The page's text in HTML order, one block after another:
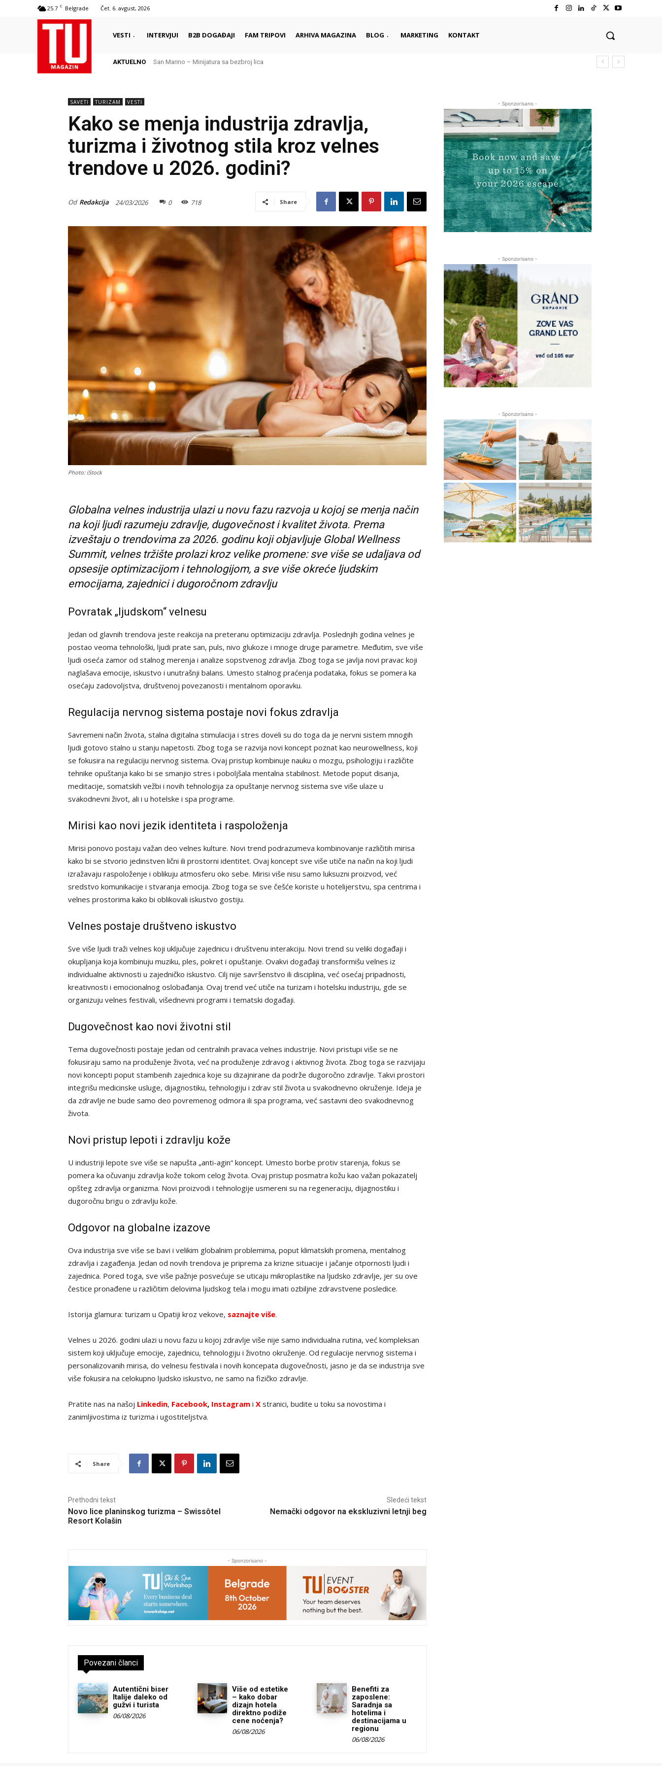
25.7 C Belgrade Čet. 6. avgust, 2026
VESTI INTERVJUI B2B DOGAĐAJI FAM TRIPOVI ARHIVA MAGAZINA BLOG MARKETING KONTAKT
AKTUELNOSan Marino – Minijatura sa bezbroj lica
Odmor na ostrvu sunca – Šarm Rodosa i elegancija Domes rizorta
SAVETI TURIZAM VESTI
Kako se menja industrija zdravlja,
turizma i životnog stila kroz velnes
trendove u 2026. godini?
Od Redakcija 24/03/2026 0 718 Share
Photo: iStock
Globalna velnes industrija ulazi u novu fazu razvoja u kojoj se menja način
na koji ljudi razumeju zdravlje, dugovečnost i kvalitet života. Prema
izveštaju o trendovima za 2026. godinu koji objavljuje Global Wellness
Summit, velnes tržište prolazi kroz velike promene: sve više se udaljava od
opsesije optimizacijom i tehnologijom, a sve više okreće ljudskim
emocijama, zajednici i dugoročnom zdravlju
Povratak „ljudskom“ velnesu
Jedan od glavnih trendova jeste reakcija na preteranu optimizaciju zdravlja. Poslednjih godina velnes je
postao veoma tehnološki, ljudi prate san, puls, nivo glukoze i mnoge druge parametre. Međutim, sve više
ljudi oseća zamor od stalnog merenja i analize sopstvenog zdravlja. Zbog toga se javlja novi pravac koji
naglašava emocije, iskustvo i unutrašnji balans. Umesto stalnog praćenja podataka, fokus se pomera ka
osećaju zadovoljstva, društvenoj povezanosti i mentalnom oporavku.
Regulacija nervnog sistema postaje novi fokus zdravlja
Savremeni način života, stalna digitalna stimulacija i stres doveli su do toga da je nervni sistem mnogih
ljudi gotovo stalno u stanju napetosti. Zbog toga se razvija novi koncept poznat kao neurowellness, koji
se fokusira na regulaciju nervnog sistema. Ovaj pristup kombinuje nauku o mozgu, psihologiju i različite
tehnike opuštanja kako bi se smanjio stres i poboljšala mentalna stabilnost. Metode poput disanja,
meditacije, somatskih vežbi i novih tehnologija za opuštanje nervnog sistema sve više ulaze u
svakodnevni život, ali i u hotelske i spa programe.
Mirisi kao novi jezik identiteta i raspoloženja
Mirisi ponovo postaju važan deo velnes kulture. Novi trend podrazumeva kombinovanje različitih mirisa
kako bi se stvorio jedinstven lični ili prostorni identitet. Ovaj koncept sve više utiče na način na koji ljudi
izražavaju raspoloženje i oblikuju atmosferu oko sebe. Mirisi više nisu samo luksuzni proizvod, već
sredstvo komunikacije i stvaranja emocija. Zbog toga se sve češće koriste u hotelijerstvu, spa centrima i
velnes prostorima kako bi oblikovali iskustvo gostiju.
Velnes postaje društveno iskustvo
Sve više ljudi traži velnes koji uključuje zajednicu i društvenu interakciju. Novi trend su veliki događaji i
okupljanja koja kombinuju muziku, ples, pokret i opuštanje. Ovakvi događaji transformišu velnes iz
individualne aktivnosti u zajedničko iskustvo. Cilj nije savršenstvo ili disciplina, već osećaj pripadnosti,
kreativnosti i emocionalnog oslobađanja. Ovaj trend već utiče na turizam i hotelsku industriju, gde se
organizuju velnes festivali, višednevni programi i tematski događaji.
Dugovečnost kao novi životni stil
Tema dugovečnosti postaje jedan od centralnih pravaca velnes industrije. Novi pristupi više se ne
fokusiraju samo na produženje života, već na produženje zdravog i aktivnog života. Zbog toga se razvijaju
novi koncepti poput stambenih zajednica koje su dizajnirane da podrže dugoročno zdravlje. Takvi prostori
integrišu medicinske usluge, dijagnostiku, tehnologiju i zdrav stil života u svakodnevno okruženje. Ideja je
da zdravlje ne bude samo deo povremenog odmora ili spa programa, već sastavni deo svakodnevnog
života.
Novi pristup lepoti i zdravlju kože
U industriji lepote sve više se napušta „anti-agin“ koncept. Umesto borbe protiv starenja, fokus se
pomera ka očuvanju zdravlja kože tokom celog života. Ovaj pristup posmatra kožu kao važan pokazatelj
opšteg zdravlja organizma. Novi proizvodi i tehnologije usmereni su na regeneraciju, dijagnostiku i
dugoročnu brigu o zdravlju kože.
Odgovor na globalne izazove
Ova industrija sve više se bavi i velikim globalnim problemima, poput klimatskih promena, mentalnog
zdravlja i zagađenja. Jedan od novih trendova je priprema za krizne situacije i jačanje otpornosti ljudi i
zajednica. Pored toga, sve više pažnje posvećuje se uticaju mikroplastike na ljudsko zdravlje, jer su ove
čestice pronađene u različitim delovima ljudskog tela i mogu imati ozbiljne zdravstvene posledice.
Istorija glamura: turizam u Opatiji kroz vekove, saznajte više.
Velnes u 2026. godini ulazi u novu fazu u kojoj zdravlje više nije samo individualna rutina, već kompleksan
sistem koji uključuje emocije, zajednicu, tehnologiju i životno okruženje. Od regulacije nervnog sistema i
personalizovanih mirisa, do velnesu festivala i novih koncepata dugovečnosti, jasno je da se industrija sve
više fokusira na celokupno ljudsko iskustvo, ne samo na fizičko zdravlje.
Pratite nas na našoj Linkedin, Facebook, Instagram i X stranici, budite u toku sa novostima i
zanimljivostima iz turizma i ugostiteljstva.
Share
Prethodni tekst
Novo lice planinskog turizma – Swissôtel
Resort Kolašin
Sledeći tekst
Nemački odgovor na ekskluzivni letnji beg
- Sponzorisano -
Povezani članci
Autentični biser
Italije daleko od
gužvi i turista
06/08/2026
Više od estetike
– kako dobar
dizajn hotela
direktno podiže
cene noćenja?
06/08/2026
Benefiti za
zaposlene:
Saradnja sa
hotelima i
destinacijama u
regionu
06/08/2026
- Sponzorisano -
- Sponzorisano -
- Sponzorisano -